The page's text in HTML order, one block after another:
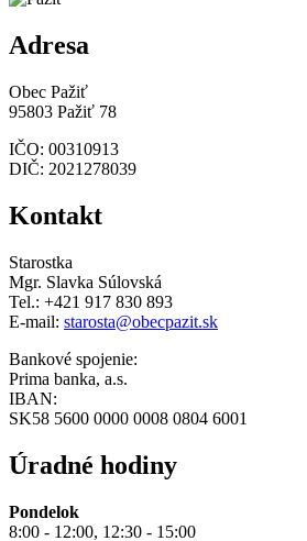
Adresa
Obec Pažiť
95803 Pažiť 78
IČO: 00310913
DIČ: 2021278039
Kontakt
Starostka
Mgr. Slavka Súlovská
Tel.: +421 917 830 893
E-mail: starosta@obecpazit.sk
Bankové spojenie:
Prima banka, a.s.
IBAN:
SK58 5600 0000 0008 0804 6001
Úradné hodiny
Pondelok
8:00 - 12:00, 12:30 - 15:00